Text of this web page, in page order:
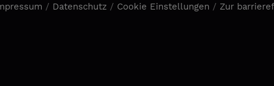
/ Datenschutz / Cookie Einstellungen / Zur